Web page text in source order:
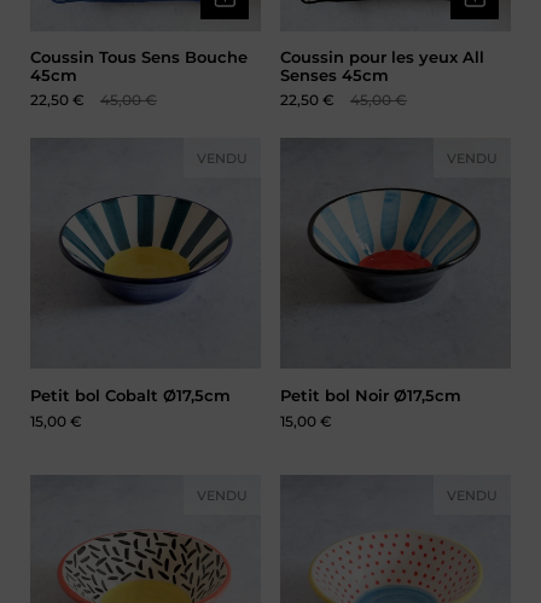
Coussin Tous Sens Bouche
45cm
Prix soldé :
22,50 € Prix normal :
45,00 €
Coussin pour les yeux All
Senses 45cm
Prix soldé :
22,50 € Prix normal :
45,00 €
Petit bol Cobalt Ø17,5cm
Prix :
15,00 €
VENDU
Petit bol Noir Ø17,5cm
Prix :
15,00 €
VENDU
VENDU VENDU